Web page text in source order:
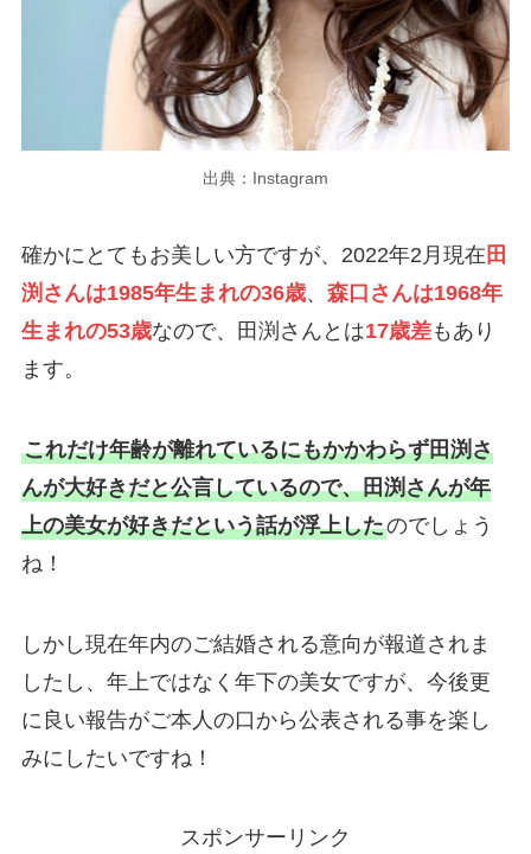
出典：Instagram
確かにとてもお美しい方ですが、2022年2月現在 田
渕さんは1985年生まれの36歳、 森口さんは1968年
生まれの53歳なので、田渕さんとは17歳差もあり
ます。
これだけ年齢が離れているにもかかわらず田渕さ
んが大好きだと公言しているので、田渕さんが年
上の美女が好きだという話が浮上したのでしょう
ね！
しかし現在年内のご結婚される意向が報道されま
したし、年上ではなく年下の美女ですが、今後更
に良い報告がご本人の口から公表される事を楽し
みにしたいですね！
スポンサーリンク